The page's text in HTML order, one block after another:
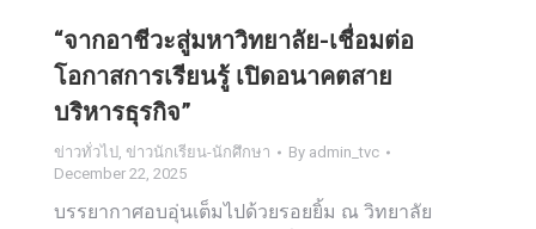
“จากอาชีวะสู่มหาวิทยาลัย-เชื่อมต่อ
โอกาสการเรียนรู้ เปิดอนาคตสาย
บริหารธุรกิจ”
ข่าวทั่วไป, ข่าวนักเรียน-นักศึกษา By admin_tvc
December 22, 2025
บรรยากาศอบอุ่นเต็มไปด้วยรอยยิ้ม ณ วิทยาลัย